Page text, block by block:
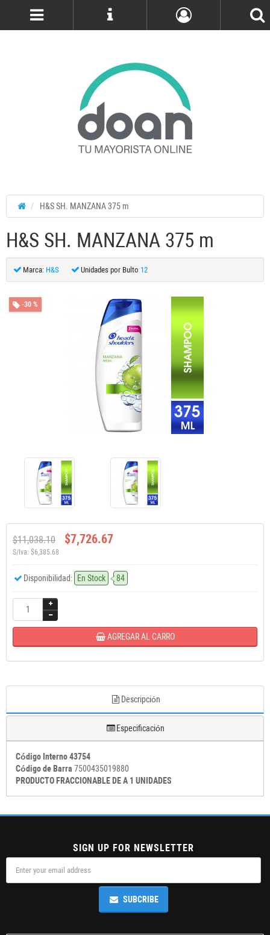
H&S SH. MANZANA 375 m
H&S SH. MANZANA 375 m
Marca: H&S Unidades por Bulto 12
-30 %
$11,038.10 $7,726.67
S/Iva: $6,385.68
Disponibilidad: En Stock 84
AGREGAR AL CARRO
Descripción
Especificación
Código Interno 43754
Código de Barra 7500435019880
PRODUCTO FRACCIONABLE DE A 1 UNIDADES
SIGN UP FOR NEWSLETTER
SUBCRIBE